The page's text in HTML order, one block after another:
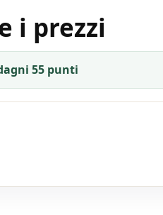
i prezzi
55 punti